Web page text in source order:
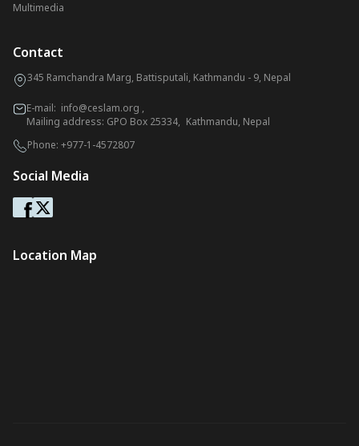
Multimedia
Contact
345 Ramchandra Marg, Battisputali, Kathmandu - 9, Nepal
E-mail: info@ceslam.org ,
Mailing address: GPO Box 25334, Kathmandu, Nepal
Phone: +977-1-4572807
Social Media
Location Map